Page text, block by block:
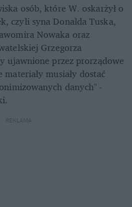
osób, które W. oskarżył o
czyli syna Donalda Tuska,
Nowaka oraz
Grzegorza
ujawnione przez prorządowe
musiały dostać
danych" -
REKLAMA